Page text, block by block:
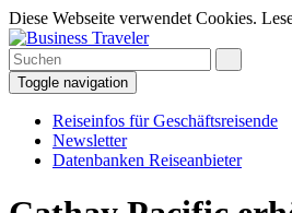
Diese Webseite verwendet Cookies.
Toggle navigation
Reiseinfos für Geschäftsreisende
Newsletter
Datenbanken Reiseanbieter